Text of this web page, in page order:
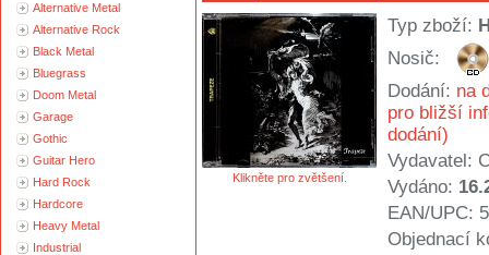
Alternative Metal
Alternative Rock
Black Metal
Bluegrass
Doom Metal
Garage
Gothic
Guitar Hero
Hard Rock
Hardcore
Heavy Metal
Industrial
Klikněte pro zvětšení.
Typ zboží:
Nosič:
Dodání: na
pro bližší
dodání)
Vydavatel:
Vydáno:
EAN/UPC:
Objednací